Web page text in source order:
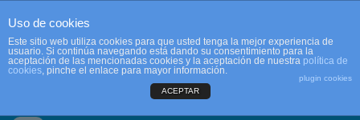
CONTACTO
Uso de cookies
Este sitio web utiliza cookies para que usted tenga la mejor experiencia de
usuario. Si continúa navegando está dando su consentimiento para la
aceptación de las mencionadas cookies y la aceptación de nuestra política de
cookies, pinche el enlace para mayor información.
plugin cookies
ACEPTAR